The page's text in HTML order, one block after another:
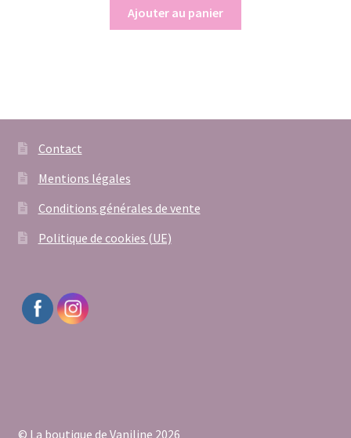
Ajouter au panier
Contact
Mentions légales
Conditions générales de vente
Politique de cookies (UE)
© La boutique de Vaniline 2026